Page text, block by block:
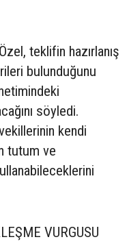
teklifin hazırlanış
bulunduğunu
söyledi.
kendi
tutum ve
VURGUSU